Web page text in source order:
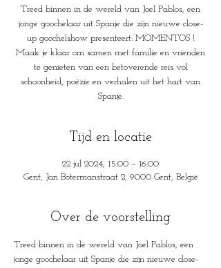
Treed binnen in de wereld van Joel Pablos, een
jonge goochelaar uit Spanje die zijn nieuwe close-
up goochelshow presenteert: MOMENTOS !
Maak je klaar om samen met familie en vrienden
te genieten van een betoverende reis vol
schoonheid, poëzie en verhalen uit het hart van
Spanje.
Tijd en locatie
22 jul 2024, 15:00 – 16:00
Gent, Jan Botermanstraat 2, 9000 Gent, België
Over de voorstelling
Treed binnen in de wereld van Joel Pablos, een
jonge goochelaar uit Spanje die zijn nieuwe close-